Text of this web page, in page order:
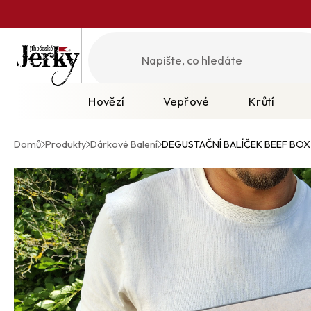
obsah
Hovězí Vepřové Krůtí
Domů/Produkty/Dárkové Balení/DEGUSTAČNÍ BALÍČEK BEEF BOX